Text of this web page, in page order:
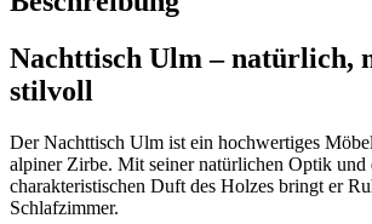
Nachttisch Ulm – natürlich,
stilvoll
Der Nachttisch Ulm ist ein hochwertiges
alpiner Zirbe. Mit seiner natürlichen Optik und
charakteristischen Duft des Holzes bringt er
Schlafzimmer.